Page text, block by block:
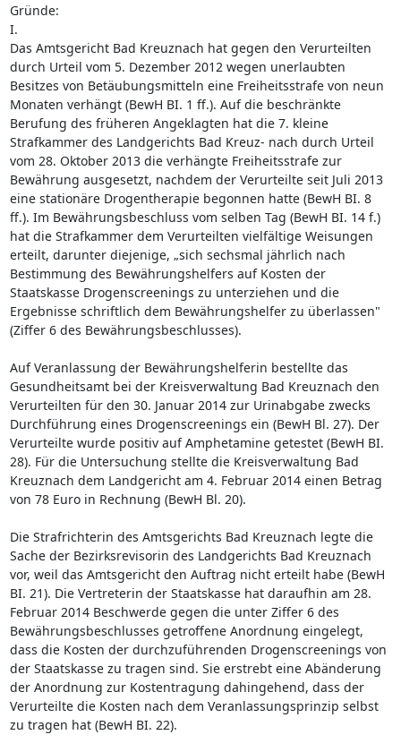
Gründe:
I.
Das Amtsgericht Bad Kreuznach hat gegen den Verurteilten
durch Urteil vom 5. Dezember 2012 wegen unerlaubten
Besitzes von Betäubungsmitteln eine Freiheitsstrafe von neun
Monaten verhängt (BewH BI. 1 ff.). Auf die beschränkte
Berufung des früheren Angeklagten hat die 7. kleine
Strafkammer des Landgerichts Bad Kreuz- nach durch Urteil
vom 28. Oktober 2013 die verhängte Freiheitsstrafe zur
Bewährung ausgesetzt, nachdem der Verurteilte seit Juli 2013
eine stationäre Drogentherapie begonnen hatte (BewH BI. 8
ff.). Im Bewährungsbeschluss vom selben Tag (BewH BI. 14 f.)
hat die Strafkammer dem Verurteilten vielfältige Weisungen
erteilt, darunter diejenige, „sich sechsmal jährlich nach
Bestimmung des Bewährungshelfers auf Kosten der
Staatskasse Drogenscreenings zu unterziehen und die
Ergebnisse schriftlich dem Bewährungshelfer zu überlassen"
(Ziffer 6 des Bewährungsbeschlusses).
Auf Veranlassung der Bewährungshelferin bestellte das
Gesundheitsamt bei der Kreisverwaltung Bad Kreuznach den
Verurteilten für den 30. Januar 2014 zur Urinabgabe zwecks
Durchführung eines Drogenscreenings ein (BewH Bl. 27). Der
Verurteilte wurde positiv auf Amphetamine getestet (BewH BI.
28). Für die Untersuchung stellte die Kreisverwaltung Bad
Kreuznach dem Landgericht am 4. Februar 2014 einen Betrag
von 78 Euro in Rechnung (BewH Bl. 20).
Die Strafrichterin des Amtsgerichts Bad Kreuznach legte die
Sache der Bezirksrevisorin des Landgerichts Bad Kreuznach
vor, weil das Amtsgericht den Auftrag nicht erteilt habe (BewH
BI. 21). Die Vertreterin der Staatskasse hat daraufhin am 28.
Februar 2014 Beschwerde gegen die unter Ziffer 6 des
Bewährungsbeschlusses getroffene Anordnung eingelegt,
dass die Kosten der durchzuführenden Drogenscreenings von
der Staatskasse zu tragen sind. Sie erstrebt eine Abänderung
der Anordnung zur Kostentragung dahingehend, dass der
Verurteilte die Kosten nach dem Veranlassungsprinzip selbst
zu tragen hat (BewH BI. 22).